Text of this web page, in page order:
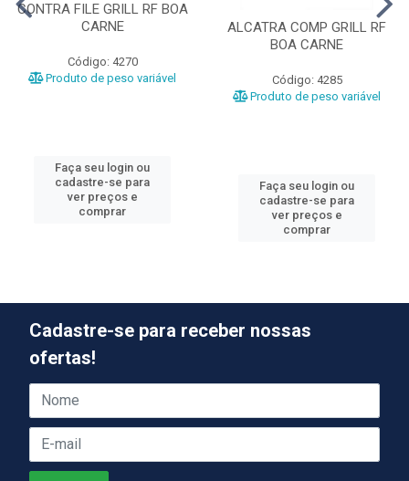
CONTRA FILE GRILL RF BOA
CARNE
Código: 4270
Produto de peso variável
Faça seu login ou
cadastre-se para
ver preços e
comprar
ALCATRA COMP GRILL RF
BOA CARNE
Código: 4285
Produto de peso variável
Faça seu login ou
cadastre-se para
ver preços e
comprar
Cadastre-se para receber nossas
ofertas!